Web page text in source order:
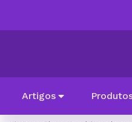
Artigos